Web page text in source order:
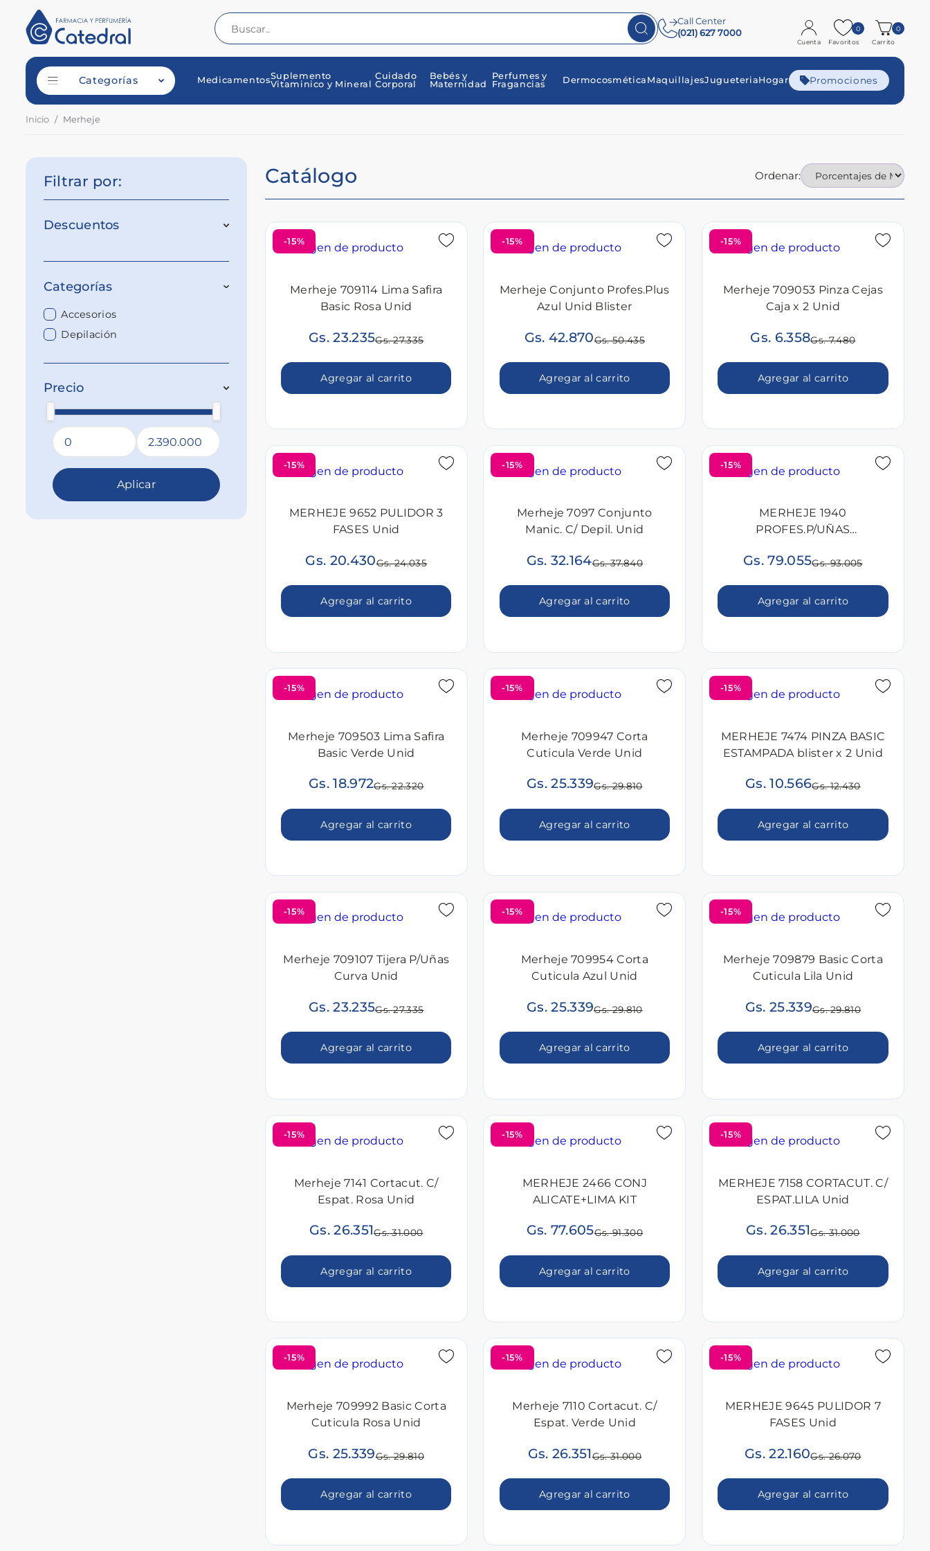
Call Center
(021) 627 7000
Cuenta Favoritos
0
Carrito
0
Categorías MedicamentosSuplemento
Vitaminico y Mineral
Cuidado
Corporal
Bebés y
Maternidad
Perfumes y
Fragancias
Dermocosmética MaquillajesJugueteriaHogar Promociones
Inicio Merheje
Filtrar por:
Descuentos
Categorías
Accesorios
Depilación
Precio
Aplicar
Catálogo Ordenar:
-15%
Merheje 709114 Lima Safira
Basic Rosa Unid
Gs. 23.235Gs. 27.335
Agregar al carrito
-15%
Merheje Conjunto Profes.Plus
Azul Unid Blister
Gs. 42.870Gs. 50.435
Agregar al carrito
-15%
Merheje 709053 Pinza Cejas
Caja x 2 Unid
Gs. 6.358Gs. 7.480
Agregar al carrito
-15%
MERHEJE 9652 PULIDOR 3
FASES Unid
Gs. 20.430Gs. 24.035
Agregar al carrito
-15%
Merheje 7097 Conjunto
Manic. C/ Depil. Unid
Gs. 32.164Gs. 37.840
Agregar al carrito
-15%
MERHEJE 1940
PROFES.P/UÑAS
Gs. 79.055Gs. 93.005
Agregar al carrito
-15%
Merheje 709503 Lima Safira
Basic Verde Unid
Gs. 18.972Gs. 22.320
Agregar al carrito
-15%
Merheje 709947 Corta
Cuticula Verde Unid
Gs. 25.339Gs. 29.810
Agregar al carrito
-15%
MERHEJE 7474 PINZA BASIC
ESTAMPADA blister x 2 Unid
Gs. 10.566Gs. 12.430
Agregar al carrito
-15%
Merheje 709107 Tijera P/Uñas
Curva Unid
Gs. 23.235Gs. 27.335
Agregar al carrito
-15%
Merheje 709954 Corta
Cuticula Azul Unid
Gs. 25.339Gs. 29.810
Agregar al carrito
-15%
Merheje 709879 Basic Corta
Cuticula Lila Unid
Gs. 25.339Gs. 29.810
Agregar al carrito
-15%
Merheje 7141 Cortacut. C/
Espat. Rosa Unid
Gs. 26.351Gs. 31.000
Agregar al carrito
-15%
MERHEJE 2466 CONJ
ALICATE+LIMA KIT
Gs. 77.605Gs. 91.300
Agregar al carrito
-15%
MERHEJE 7158 CORTACUT. C/
ESPAT.LILA Unid
Gs. 26.351Gs. 31.000
Agregar al carrito
-15%
Merheje 709992 Basic Corta
Cuticula Rosa Unid
Gs. 25.339Gs. 29.810
Agregar al carrito
-15%
Merheje 7110 Cortacut. C/
Espat. Verde Unid
Gs. 26.351Gs. 31.000
Agregar al carrito
-15%
MERHEJE 9645 PULIDOR 7
FASES Unid
Gs. 22.160Gs. 26.070
Agregar al carrito